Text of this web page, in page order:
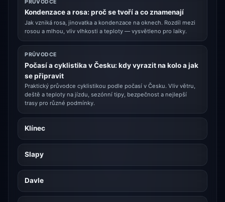
PRŮVODCE
Kondenzace a rosa: proč se tvoří a co znamenají
Jak vzniká rosa, jinovatka a kondenzace na oknech. Rozdíl mezi
rosou a mlhou, vliv vlhkosti a teploty — vysvětleno pro laiky.
PRŮVODCE
Počasí a cyklistika v Česku: kdy vyrazit na kolo a jak
se připravit
Praktický průvodce cyklistikou podle počasí v Česku. Vliv větru,
deště a teploty na jízdu, sezónní tipy, bezpečnost a nejlepší
trasy pro různé podmínky.
Klínec
Slapy
Davle